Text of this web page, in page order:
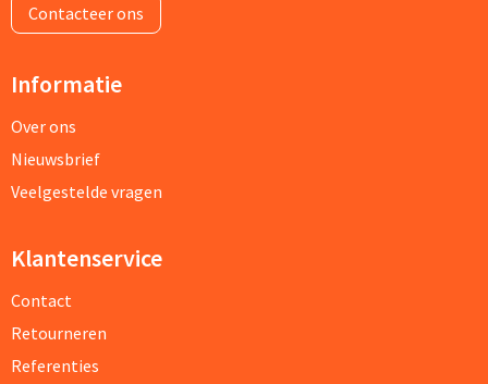
Contacteer ons
Informatie
Over ons
Nieuwsbrief
Veelgestelde vragen
Klantenservice
Contact
Retourneren
Referenties